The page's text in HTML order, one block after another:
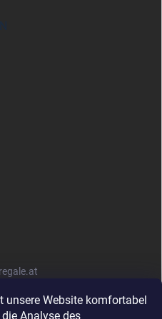
unsere Website komfortabel
Analyse des